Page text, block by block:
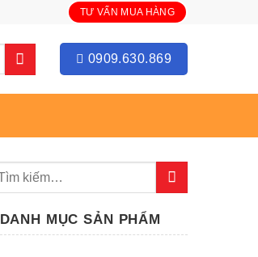
TƯ VẤN MUA HÀNG
0909.630.869
DANH MỤC SẢN PHẨM